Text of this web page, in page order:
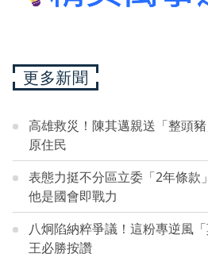
更多新聞
高雄救災！陳其邁親送「整頭
原住民
表態力挺不分區立委「2年條
他是國會即戰力
八炯陷納粹爭議！這粉專逆風
王必勝按讚